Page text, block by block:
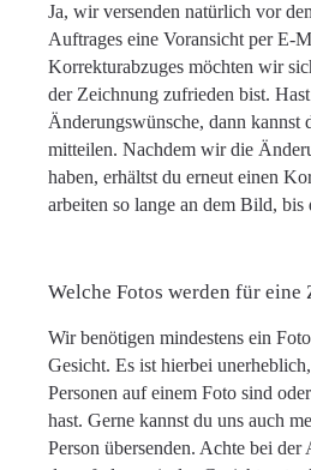
Ja, wir versenden natürlich vor
Auftrages eine Voransicht per E-
Korrekturabzuges möchten wir
der Zeichnung zufrieden bist.
Änderungswünsche, dann kannst
mitteilen. Nachdem wir die
haben, erhältst du erneut einen
arbeiten so lange an dem Bild,
Welche Fotos werden für eine
Wir benötigen mindestens ein
Gesicht. Es ist hierbei
Personen auf einem Foto sind
hast. Gerne kannst du uns auch
Person übersenden. Achte bei der